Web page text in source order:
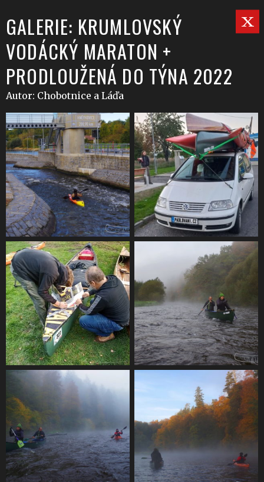
GALERIE: KRUMLOVSKÝ
VODÁCKÝ MARATON +
PRODLOUŽENÁ DO TÝNA 2022
Autor: Chobotnice a Láďa